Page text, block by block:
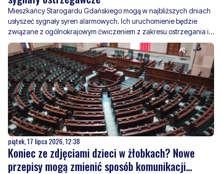
alarmowania ludności o zagrożeniu uderzeniami z powietrza.
piątek, 17 lipca 2026, 12:38
Koniec ze zdjęciami dzieci w żłobkach? Nowe
przepisy mogą zmienić sposób komunikacji
placówek
Do Sejmu trafił projekt ustawy zakładający zakaz publikowania
wizerunku dzieci do 3. roku życia w żłobkach i innych placówkach
opieki. Projekt ma chronić prywatność najmłodszych -